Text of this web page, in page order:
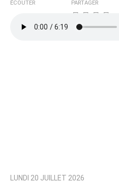
ÉCOUTER PARTAGER
LUNDI 20 JUILLET 2026